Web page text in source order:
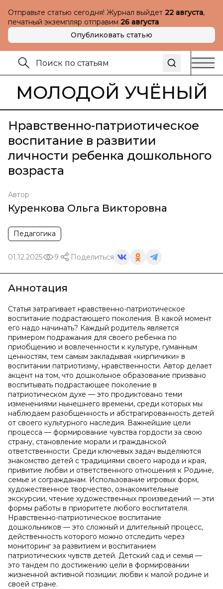
Отправьте статью сегодня! Журнал выйдет 22 августа,
печатный экземпляр отправим 26 августа
Опубликовать статью
МОЛОДОЙ УЧЁНЫЙ
Нравственно-патриотическое
воспитание в развитии
личности ребенка дошкольного
возраста
Автор
Куренкова Ольга Викторовна
Педагогика
01.12.2025 9 Поделиться
Аннотация
Статья затрагивает нравственно-патриотическое
воспитание подрастающего поколения. В какой момент
его надо начинать? Каждый родитель является
примером подражания для своего ребенка по
приобщению и вовлеченности к культуре, гуманным
ценностям, тем самым закладывая «кирпичики» в
воспитании патриотизму, нравственности. Автор делает
акцент на том, что дошкольное образование призвано
воспитывать подрастающее поколение в
патриотическом духе — это продиктовано теми
изменениями нынешнего времени, среди которых мы
наблюдаем разобщенность и абстрагированность детей
от своего культурного наследия. Важнейшие цели
процесса — формирование чувства гордости за свою
страну, становление морали и гражданской
ответственности. Среди ключевых задач выделяются
знакомство детей с традициями своего народа и края,
привитие любви и ответственного отношения к Родине,
семье и согражданам. Использование игровых форм,
художественное творчество, ознакомительные
экскурсии, чтение художественных произведений — эти
формы работы в приоритете любого воспитателя.
Нравственно-патриотическое воспитание
дошкольников — это сложный и длительный процесс,
действенность которого можно отследить через
мониторинг за развитием и воспитанием
патриотических чувств детей. Детский сад и семья —
это тандем по достижению цели в формировании
жизненной активной позиции; любви к малой родине и
своей стране.